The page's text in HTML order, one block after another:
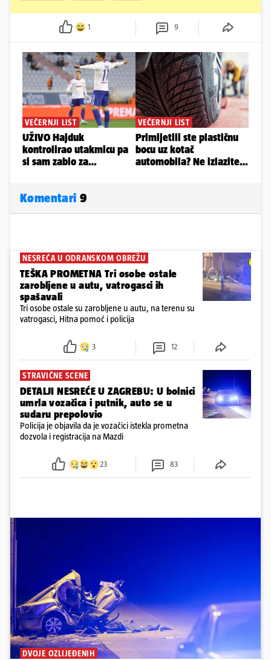
1 9
Komentari 9
NESREĆA U ODRANSKOM OBREŽU
TEŠKA PROMETNA Tri osobe ostale
zarobljene u autu, vatrogasci ih
spašavali
Tri osobe ostale su zarobljene u autu, na terenu su
vatrogasci, Hitna pomoć i policija
3 12
STRAVIČNE SCENE
DETALJI NESREĆE U ZAGREBU: U bolnici
umrla vozačica i putnik, auto se u
sudaru prepolovio
Policija je objavila da je vozačici istekla prometna
dozvola i registracija na Mazdi
23 83
DVOJE OZLIJEĐENIH